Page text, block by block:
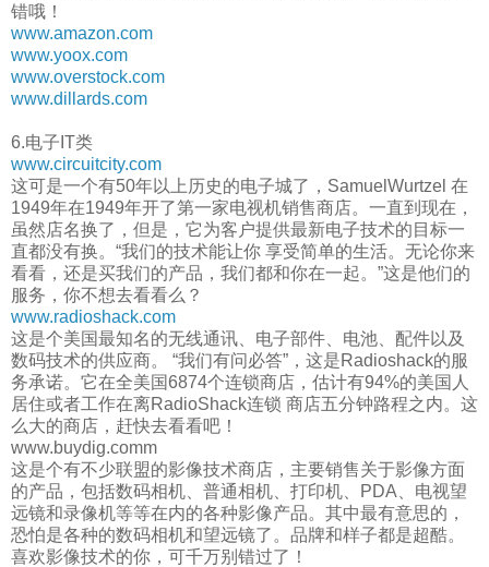
错哦！
www.amazon.com
www.yoox.com
www.overstock.com
www.dillards.com
6.电子IT类
www.circuitcity.com
这可是一个有50年以上历史的电子城了，SamuelWurtzel 在
1949年在1949年开了第一家电视机销售商店。一直到现在，
虽然店名换了，但是，它为客户提供最新电子技术的目标一
直都没有换。“我们的技术能让你 享受简单的生活。无论你来
看看，还是买我们的产品，我们都和你在一起。”这是他们的
服务，你不想去看看么？
www.radioshack.com
这是个美国最知名的无线通讯、电子部件、电池、配件以及
数码技术的供应商。 “我们有问必答”，这是Radioshack的服
务承诺。它在全美国6874个连锁商店，估计有94%的美国人
居住或者工作在离RadioShack连锁 商店五分钟路程之内。这
么大的商店，赶快去看看吧！
www.buydig.comm
这是个有不少联盟的影像技术商店，主要销售关于影像方面
的产品，包括数码相机、普通相机、打印机、PDA、电视望
远镜和录像机等等在内的各种影像产品。其中最有意思的，
恐怕是各种的数码相机和望远镜了。品牌和样子都是超酷。
喜欢影像技术的你，可千万别错过了！